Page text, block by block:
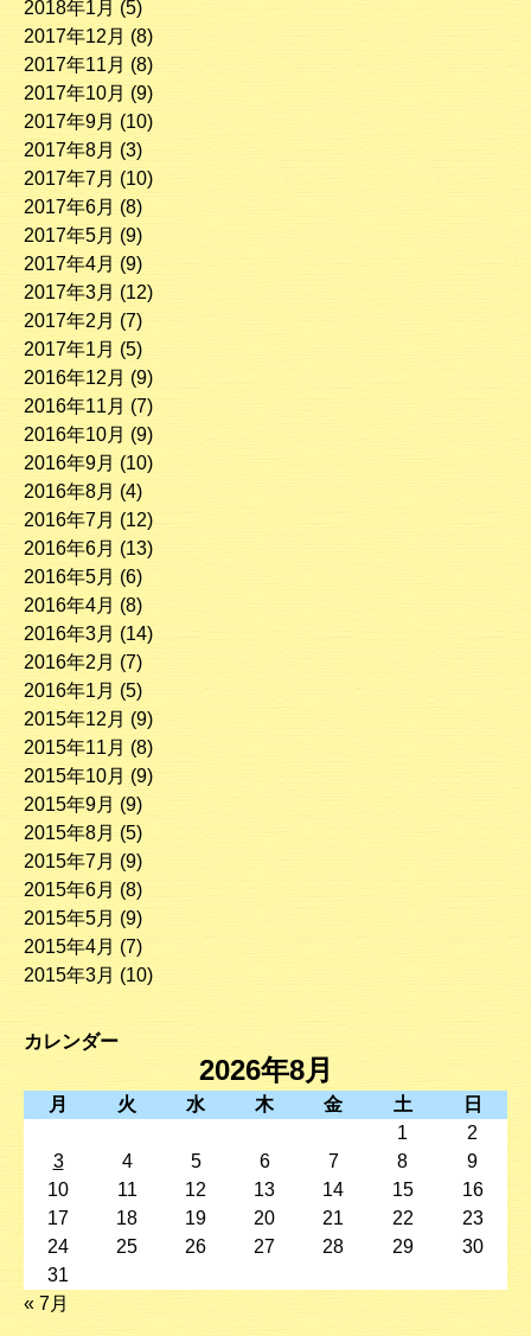
2018年1月 (5)
2017年12月 (8)
2017年11月 (8)
2017年10月 (9)
2017年9月 (10)
2017年8月 (3)
2017年7月 (10)
2017年6月 (8)
2017年5月 (9)
2017年4月 (9)
2017年3月 (12)
2017年2月 (7)
2017年1月 (5)
2016年12月 (9)
2016年11月 (7)
2016年10月 (9)
2016年9月 (10)
2016年8月 (4)
2016年7月 (12)
2016年6月 (13)
2016年5月 (6)
2016年4月 (8)
2016年3月 (14)
2016年2月 (7)
2016年1月 (5)
2015年12月 (9)
2015年11月 (8)
2015年10月 (9)
2015年9月 (9)
2015年8月 (5)
2015年7月 (9)
2015年6月 (8)
2015年5月 (9)
2015年4月 (7)
2015年3月 (10)
カレンダー
2026年8月
月 火 水 木 金 土
日
1
2
3
4 5 6 7 8
9
10
11 12 13 14 15
16
17
18 19 20 21 22
23
24
25 26 27 28 29
30
31
« 7月